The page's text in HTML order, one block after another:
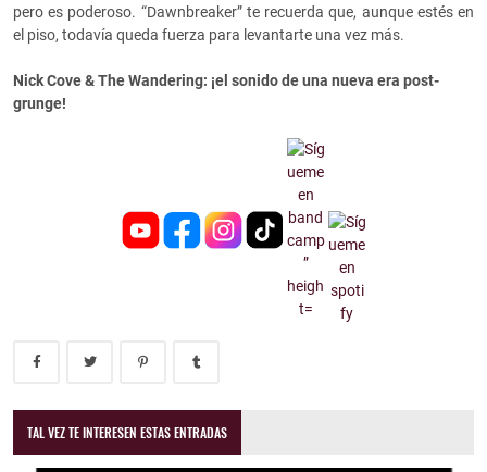
pero es poderoso. “Dawnbreaker” te recuerda que, aunque estés en
el piso, todavía queda fuerza para levantarte una vez más.
Nick Cove & The Wandering: ¡el sonido de una nueva era post-
grunge!
TAL VEZ TE INTERESEN ESTAS ENTRADAS